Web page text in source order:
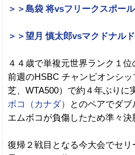
＞＞島袋 将vsフリークスポー
＞＞望月 慎太郎vsマクドナル
４４歳で単複元世界ランク１位
前週のHSBC チャンピオンシッ
芝、WTA500）で約４年ぶりに
ボコ（カナダ）
とのペアでダブ
エムボコが負傷したため準々決
復帰２戦目となる今大会でセ